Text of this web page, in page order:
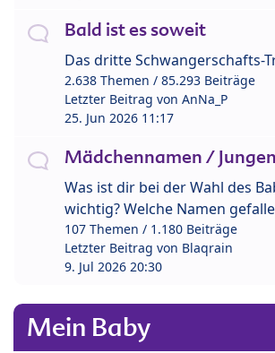
Bald ist es soweit
Das dritte Schwangerschafts-
2.638 Themen / 85.293 Beiträge
Letzter Beitrag von AnNa_P
25. Jun 2026 11:17
Mädchennamen /
Was ist dir bei der Wahl des
wichtig? Welche Namen
107 Themen / 1.180 Beiträge
Letzter Beitrag von Blaqrain
9. Jul 2026 20:30
Mein Baby